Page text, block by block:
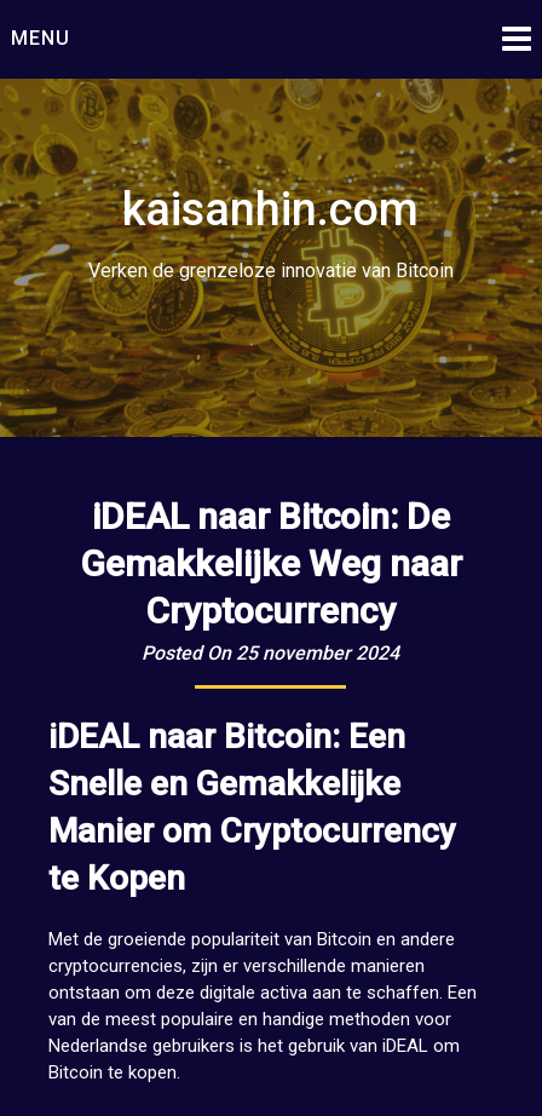
naar
inhoud
MENU
kaisanhin.com
Verken de grenzeloze innovatie van Bitcoin
iDEAL naar Bitcoin: De
Gemakkelijke Weg naar
Cryptocurrency
Posted On 25 november 2024
iDEAL naar Bitcoin: Een
Snelle en Gemakkelijke
Manier om Cryptocurrency
te Kopen
Met de groeiende populariteit van Bitcoin en andere
cryptocurrencies, zijn er verschillende manieren
ontstaan om deze digitale activa aan te schaffen. Een
van de meest populaire en handige methoden voor
Nederlandse gebruikers is het gebruik van iDEAL om
Bitcoin te kopen.